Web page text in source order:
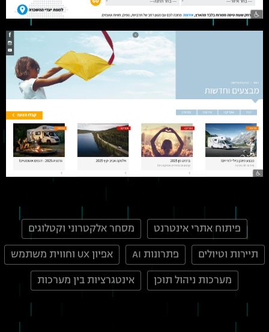
פיתוח אתרי אינטרנט מסחר אלקטרוני וקטלוגים
תיירות וטיולים פתרונות AI אפיון UX וחווית משתמש
מערכות ניהול תוכן אינטגרציות בין מערכות